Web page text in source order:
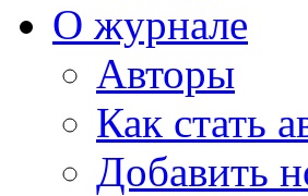
О журнале
Авторы
Как стать
Добавить